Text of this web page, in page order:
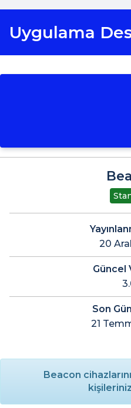
Uygulama
20
Güncel
Son
21
Beacon